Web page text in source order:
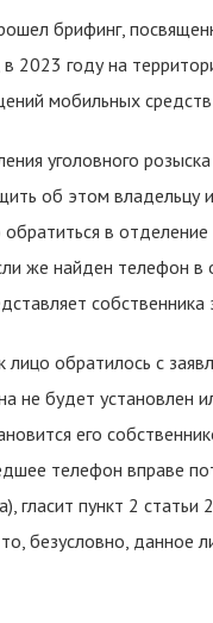
брифинг,
году на
мобильных средств
уголовного
об этом владельцу и
в
же найден телефон
лицо обратилось с
не будет установлен
его
телефон вправе
гласит пункт 2
безусловно, данное